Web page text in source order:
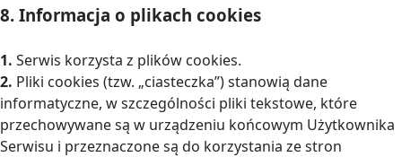
8. Informacja o plikach cookies
1. Serwis korzysta z plików cookies.
2. Pliki cookies (tzw. „ciasteczka”) stanowią dane
informatyczne, w szczególności pliki tekstowe, które
przechowywane są w urządzeniu końcowym Użytkownika
Serwisu i przeznaczone są do korzystania ze stron